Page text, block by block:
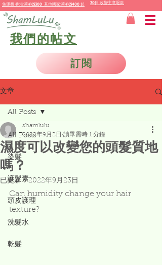
免運費 香港滿HK$300 其他國家滿HK$400 起 30日 改變主意退款
我們的帖文
訂閱
文章
All Posts
染髮
護髮素
頭皮護理
洗髮水
乾髮
All Posts
濕度可以改變您的頭髮質地
嗎？
shamlulu
2022年9月2日 讀畢需時 1 分鐘
已更新：2022年9月23日
Can humidity change your hair
texture?